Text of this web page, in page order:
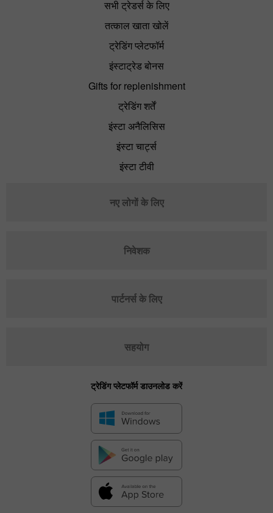
सभी ट्रेडर्स के लिए
तत्काल खाता खोलें
ट्रेडिंग प्लेटफॉर्म
इंस्टाट्रेड बोनस
Gifts for replenishment
ट्रेडिंग शर्तें
इंस्टा अनैलिसिस
इंस्टा चार्ट्स
इंस्टा टीवी
नए लोगों के लिए
निवेशक
पार्टनर्स के लिए
सहयोग
ट्रेडिंग प्लेटफॉर्म डाउनलोड करें